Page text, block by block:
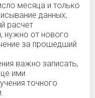
месяца и только
данных;
расчет
нужно от нового
за прошедший
важно записать,
ими
точного